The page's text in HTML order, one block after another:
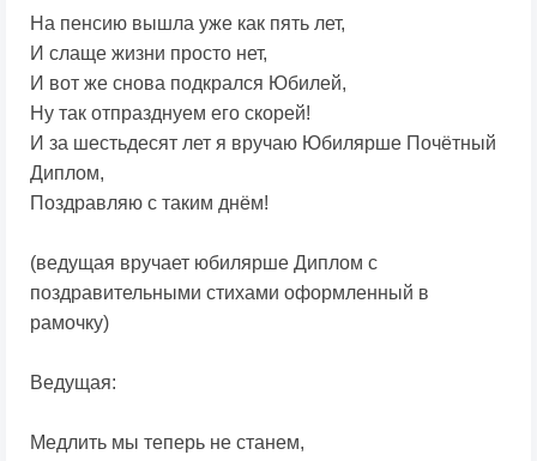
На пенсию вышла уже как пять лет,
И слаще жизни просто нет,
И вот же снова подкрался Юбилей,
Ну так отпразднуем его скорей!
И за шестьдесят лет я вручаю Юбилярше Почётный
Диплом,
Поздравляю с таким днём!
(ведущая вручает юбилярше Диплом с
поздравительными стихами оформленный в
рамочку)
Ведущая:
Медлить мы теперь не станем,